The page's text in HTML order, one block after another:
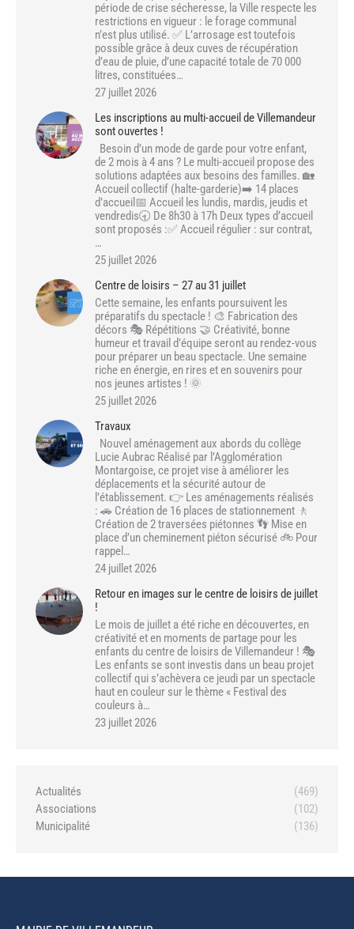
période de crise sécheresse, la Ville respecte les
restrictions en vigueur : le forage communal
n’est plus utilisé. ✅ L’arrosage est toutefois
possible grâce à deux cuves de récupération
d’eau de pluie, d’une capacité totale de 70 000
litres, constituées…
27 juillet 2026
Les inscriptions au multi-accueil de Villemandeur
sont ouvertes !
Besoin d’un mode de garde pour votre enfant,
de 2 mois à 4 ans ? Le multi-accueil propose des
solutions adaptées aux besoins des familles. 🏡
Accueil collectif (halte-garderie)➡️ 14 places
d’accueil📅 Accueil les lundis, mardis, jeudis et
vendredis🕣 De 8h30 à 17h Deux types d’accueil
sont proposés :✅ Accueil régulier : sur contrat,
…
25 juillet 2026
Centre de loisirs – 27 au 31 juillet
Cette semaine, les enfants poursuivent les
préparatifs du spectacle ! 🎨 Fabrication des
décors 🎭 Répétitions 🤝 Créativité, bonne
humeur et travail d’équipe seront au rendez-vous
pour préparer un beau spectacle. Une semaine
riche en énergie, en rires et en souvenirs pour
nos jeunes artistes ! 🌞
25 juillet 2026
Travaux
Nouvel aménagement aux abords du collège
Lucie Aubrac Réalisé par l’Agglomération
Montargoise, ce projet vise à améliorer les
déplacements et la sécurité autour de
l’établissement. 👉 Les aménagements réalisés
: 🚗 Création de 16 places de stationnement 🚶
Création de 2 traversées piétonnes 👣 Mise en
place d’un cheminement piéton sécurisé 🚲 Pour
rappel…
24 juillet 2026
Retour en images sur le centre de loisirs de juillet
!
Le mois de juillet a été riche en découvertes, en
créativité et en moments de partage pour les
enfants du centre de loisirs de Villemandeur ! 🎭
Les enfants se sont investis dans un beau projet
collectif qui s’achèvera ce jeudi par un spectacle
haut en couleur sur le thème « Festival des
couleurs à…
23 juillet 2026
Actualités
(469)
Associations
(102)
Municipalité
(136)